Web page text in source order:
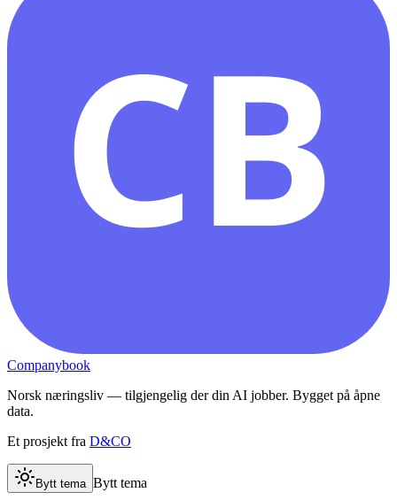
CB
Companybook
Norsk næringsliv — tilgjengelig der din AI jobber. Bygget på åpne
data.
Et prosjekt fra D&CO
Bytt tema Bytt tema